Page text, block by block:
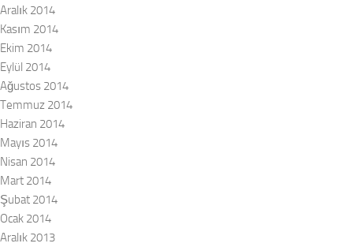
Aralık 2014
Kasım 2014
Ekim 2014
Eylül 2014
Ağustos 2014
Temmuz 2014
Haziran 2014
Mayıs 2014
Nisan 2014
Mart 2014
Şubat 2014
Ocak 2014
Aralık 2013